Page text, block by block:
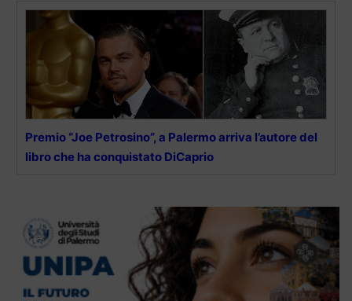
Premio “Joe Petrosino”, a Palermo arriva l’autore del
libro che ha conquistato DiCaprio